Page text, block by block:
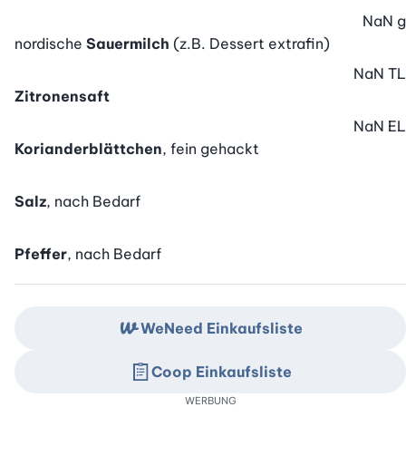
nordische Sauermilch (z.B. Dessert extrafin)
NaN g
Zitronensaft
NaN TL
Korianderblättchen, fein gehackt
NaN EL
Salz, nach Bedarf
Pfeffer, nach Bedarf
WeNeed Einkaufsliste
Coop Einkaufsliste
WERBUNG